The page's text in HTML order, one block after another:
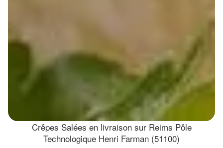
Crêpes Salées en livraison sur Reims Pôle
Technologique Henri Farman (51100)